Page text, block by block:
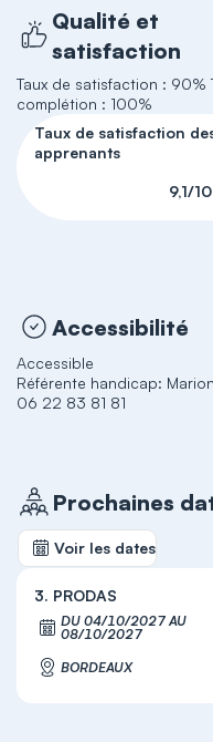
Qualité et
satisfaction
Taux de satisfaction : 90%
complétion : 100%
Taux de satisfaction
apprenants
9,1/10
Accessibilité
Accessible
Référente handicap:
Prochaines
Voir les dates
3. PRODAS
DU 04/10/2027 AU
08/10/2027
BORDEAUX